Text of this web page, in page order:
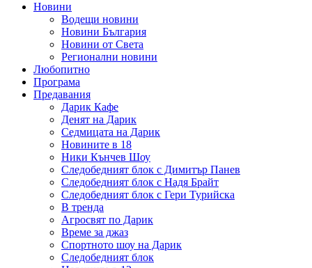
Новини
Водещи новини
Новини България
Новини от Света
Регионални новини
Любопитно
Програма
Предавания
Дарик Кафе
Денят на Дарик
Седмицата на Дарик
Новините в 18
Ники Кънчев Шоу
Следобедният блок с Димитър Панев
Следобедният блок с Надя Брайт
Следобедният блок с Гери Турийска
В тренда
Агросвят по Дарик
Време за джаз
Спортното шоу на Дарик
Следобедният блок